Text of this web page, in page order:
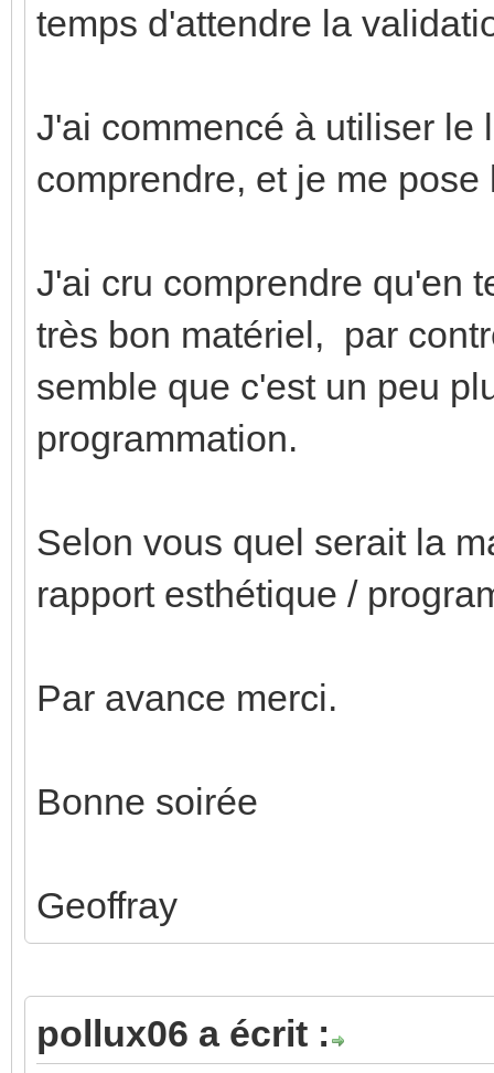
temps d'attendre la
J'ai commencé à utiliser le
comprendre, et je me
J'ai cru comprendre qu'en
très bon matériel, par
semble que c'est un peu
programmation.
Selon vous quel serait la
rapport esthétique /
Par avance merci.
Bonne soirée
Geoffray
pollux06 a écrit :